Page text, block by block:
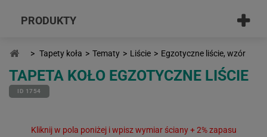
PRODUKTY
> Tapety koła > Tematy > Liście > Egzotyczne liście, wzór
TAPETA KOŁO EGZOTYCZNE LIŚCIE
ID 1754
Kliknij w pola poniżej i wpisz wymiar ściany + 2% zapasu